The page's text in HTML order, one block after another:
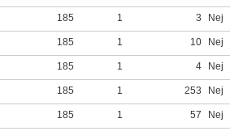
185 1 3
Nej
185 1 10
Nej
185 1 4
Nej
185 1 253
Nej
185 1 57
Nej